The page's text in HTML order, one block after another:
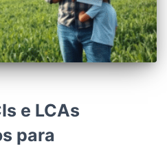
e LCAs
para